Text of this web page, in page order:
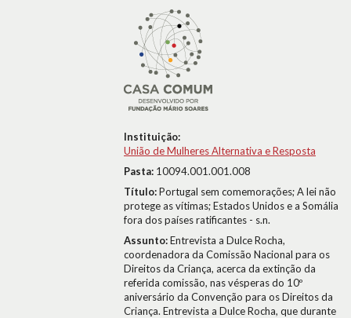
Instituição:
União de Mulheres Alternativa e Resposta
Pasta: 10094.001.001.008
Título:Portugal sem comemorações; A lei não
protege as vítimas; Estados Unidos e a Somália
fora dos países ratificantes - s.n.
Assunto:Entrevista a Dulce Rocha,
coordenadora da Comissão Nacional para os
Direitos da Criança, acerca da extinção da
referida comissão, nas vésperas do 10º
aniversário da Convenção para os Direitos da
Criança. Entrevista a Dulce Rocha, que durante